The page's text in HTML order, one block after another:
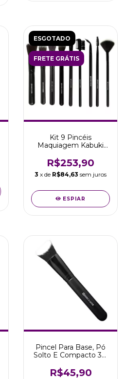
ESGOTADO
FRETE GRÁTIS
Kit 9 Pincéis
Maquiagem Kabuki
Boni
R$253,90
3 x de R$84,63 sem juros
ESPIAR
Pincel Para Base, Pó
Solto E Compacto 3D
R$45,90